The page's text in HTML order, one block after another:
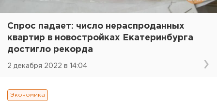
Спрос падает: число нераспроданных
квартир в новостройках Екатеринбурга
достигло рекорда
2 декабря 2022 в 14:04
Экономика